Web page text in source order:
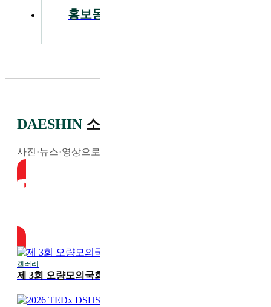
홍보동영상
DAESHIN 소식
사진·뉴스·영상으로 전하는 최신 소식
갤러리
제 3회 오량모의국회